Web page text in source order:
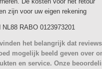
zijn voor uw eigen rekening
NL88 RABO 0123973201
het belangrijk dat
mogelijk beeld geven over
en service. Onze